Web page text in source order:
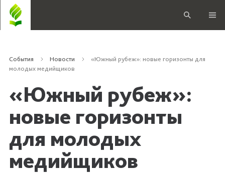
События Новости
«Южный рубеж»: новые горизонты для
молодых медийщиков
«Южный рубеж»:
новые горизонты
для молодых
медийщиков